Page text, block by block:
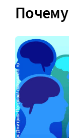
Почему